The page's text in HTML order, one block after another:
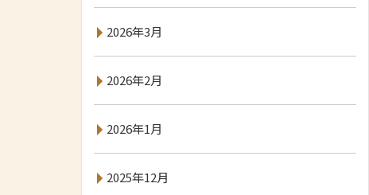
2026年3月
2026年2月
2026年1月
2025年12月